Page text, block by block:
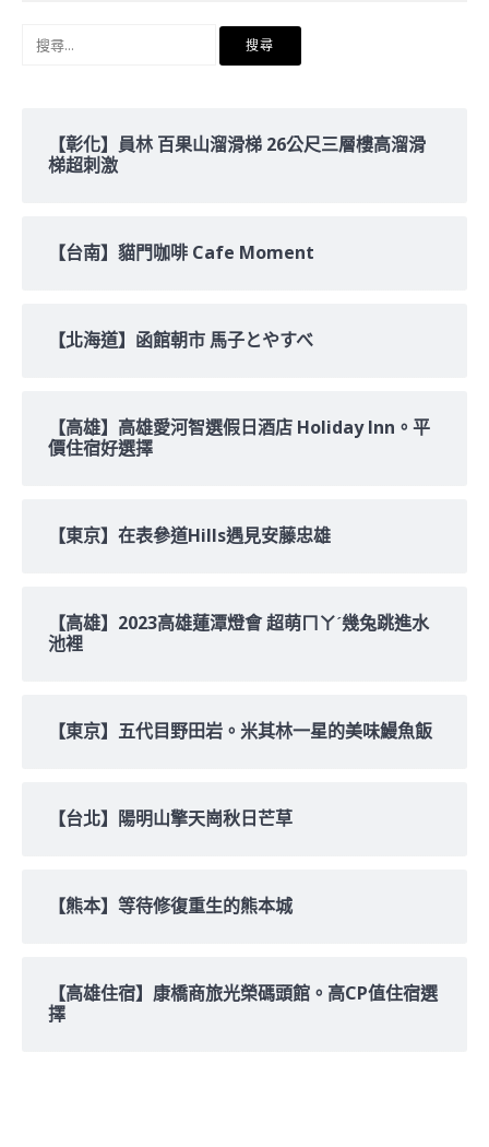
【彰化】員林 百果山溜滑梯 26公尺三層樓高溜滑
梯超刺激
【台南】貓門咖啡 Cafe Moment
【北海道】函館朝市 馬子とやすべ
【高雄】高雄愛河智選假日酒店 Holiday Inn。平
價住宿好選擇
【東京】在表參道Hills遇見安藤忠雄
【高雄】2023高雄蓮潭燈會 超萌ㄇㄚˊ幾兔跳進水
池裡
【東京】五代目野田岩。米其林一星的美味鰻魚飯
【台北】陽明山擎天崗秋日芒草
【熊本】等待修復重生的熊本城
【高雄住宿】康橋商旅光榮碼頭館。高CP值住宿選
擇